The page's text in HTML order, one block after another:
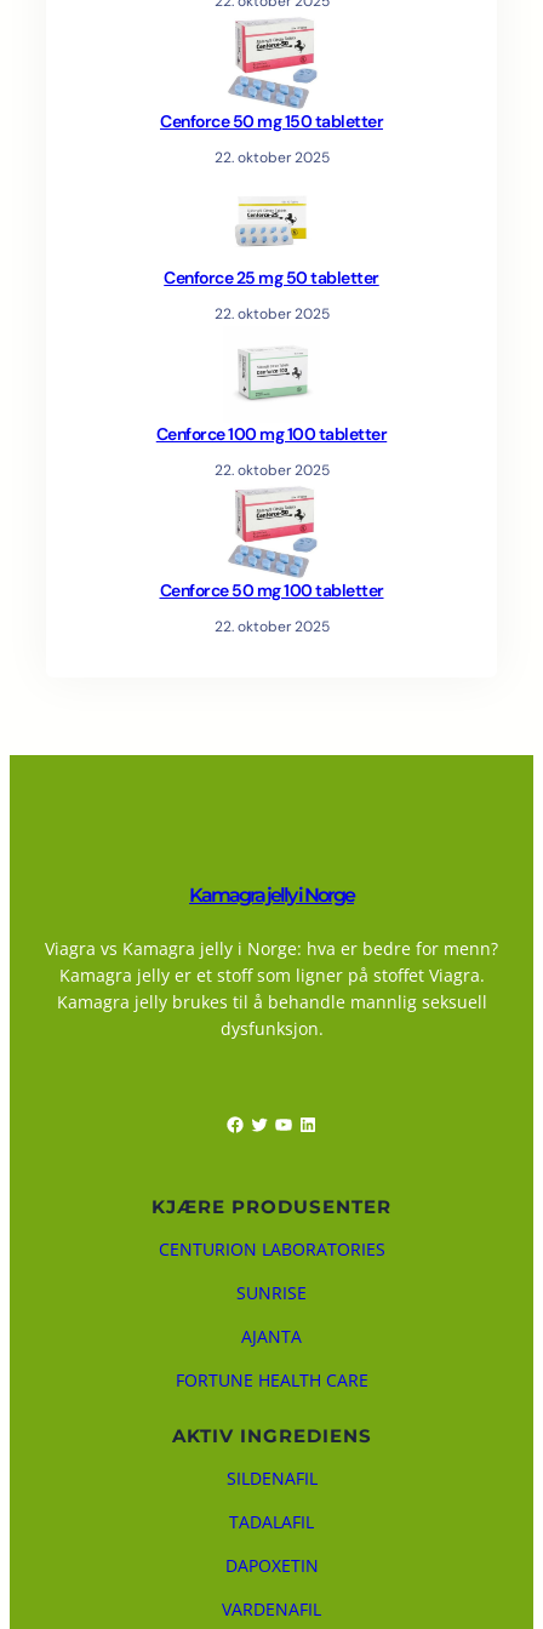
Cenforce 50 mg 150 tabletter
22. oktober 2025
Cenforce 25 mg 50 tabletter
22. oktober 2025
Cenforce 100 mg 100 tabletter
22. oktober 2025
Cenforce 50 mg 100 tabletter
22. oktober 2025
Kamagra jelly i Norge
Viagra vs Kamagra jelly i Norge: hva er bedre for menn?
Kamagra jelly er et stoff som ligner på stoffet Viagra.
Kamagra jelly brukes til å behandle mannlig seksuell
dysfunksjon.
Facebook Twitter YouTube LinkedIn
KJÆRE PRODUSENTER
CENTURION LABORATORIES
SUNRISE
AJANTA
FORTUNE HEALTH CARE
AKTIV INGREDIENS
SILDENAFIL
TADALAFIL
DAPOXETIN
VARDENAFIL